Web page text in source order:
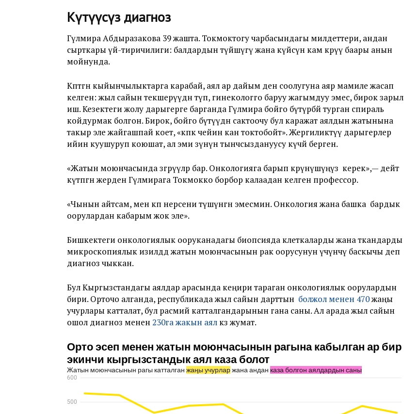
Күтүүсүз диагноз
Гүлмира Абдыразакова 39 жашта. Токмоктогу чарбасындагы милдеттери, андан
сырткары үй-тиричилиги: балдардын түйшүгү жана күйөөсүнө кам көрүү баары анын
мойнунда.
Көптөгөн кыйынчылыктарга карабай, аял ар дайым ден соолугуна аяр мамиле жасап
келген: жыл сайын текшерүүдөн өтүп, гинекологго баруу жагымдуу эмес, бирок зарыл
иш. Кезектеги жолу дарыгерге барганда Гүлмира бойго бүтүрбөй турган спираль
койдурмак болгон. Бирок, бойго бүтүүдөн сактоочу бул каражат аялдын жатынына
такыр эле жайгашпай коет, «көпкө чейин кан токтобойт». Жергиликтүү дарыгерлер
ийин куушуруп коюшат, ал эми өзүнүн тынчсыздануусу күчөй берген.
«Жатын моюнчасында өзгөрүүлөр бар. Онкологияга барып көрүнүшүңүз керек»,— дейт
күтпөгөн жерден Гүлмирага Токмокко борбор калаадан келген профессор.
«Чынын айтсам, мен көп нерсени түшүнгөн эмесмин. Онкология жана башка бардык
оорулардан кабарым жок эле».
Бишкектеги онкологиялык ооруканадагы биопсияда клеткаларды жана ткандарды
микроскопиялык изилдөөдө жатын моюнчасынын рак оорусунун үчүнчү баскычы деп
диагноз чыккан.
Бул Кыргызстандагы аялдар арасында кеңири тараган онкологиялык оорулардын
бири. Орточо алганда, республикада жыл сайын дарттын болжол менен 470жаңы
учурлары катталат, бул расмий катталгандарынын гана саны. Ал арада жыл сайын
ошол диагноз менен 230га жакын аял көз жумат.